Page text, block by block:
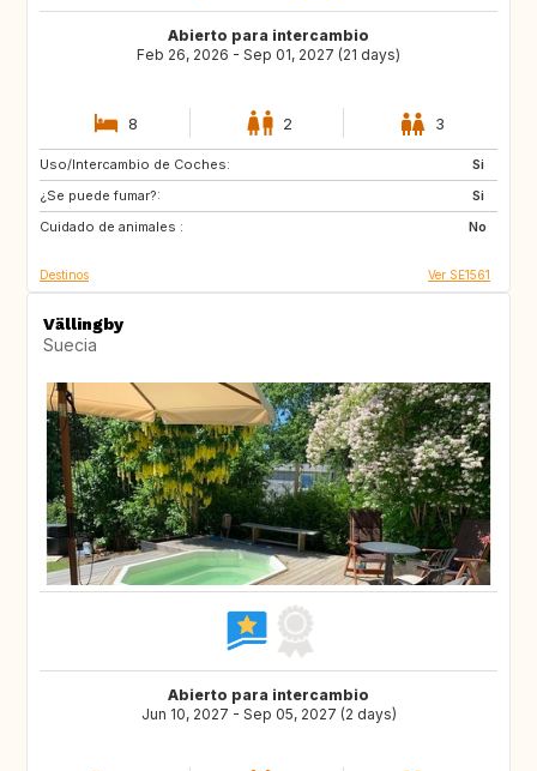
Abierto para intercambio
Feb 26, 2026 - Sep 01, 2027 (21 days)
8 2 3
Uso/Intercambio de Coches:
Si
¿Se puede fumar?:
Si
Cuidado de animales :
No
CZ
US
CA
Destinos Ver SE1561
Vällingby
Suecia
Abierto para intercambio
Jun 10, 2027 - Sep 05, 2027 (2 days)